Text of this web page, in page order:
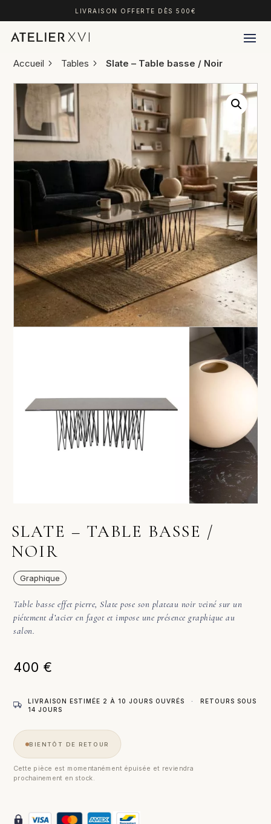
LIVRAISON OFFERTE DÈS 500€
Accueil Tables Slate – Table basse / Noir
SLATE – TABLE BASSE /
NOIR
Graphique
Table basse effet pierre, Slate pose son plateau noir veiné sur un
piétement d’acier en fagot et impose une présence graphique au
salon.
400€
LIVRAISON ESTIMÉE 2 À 10 JOURS OUVRÉS ·
RETOURS SOUS
14 JOURS
BIENTÔT DE RETOUR
Cette pièce est momentanément épuisée et reviendra
prochainement en stock.